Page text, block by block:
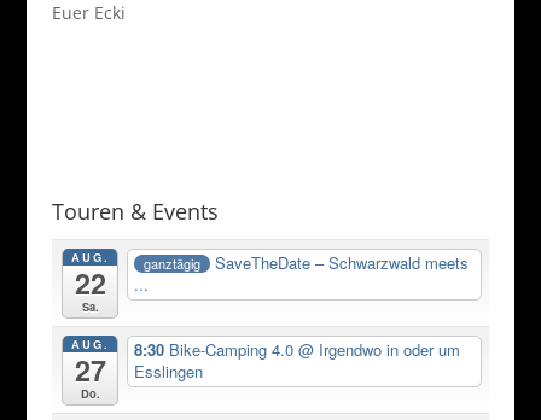
Euer Ecki
Touren & Events
AUG.
22
Sa.
ganztägig
SaveTheDate – Schwarzwald meets
...
AUG.
27
Do.
8:30 Bike-Camping 4.0@ Irgendwo in oder um
Esslingen